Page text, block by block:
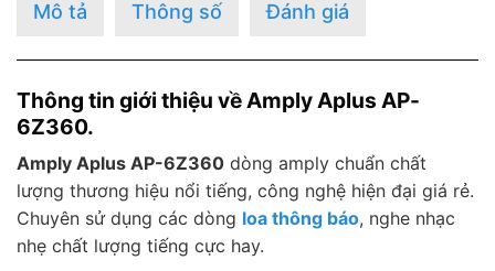
Mô tả Thông số Đánh giá
Thông tin giới thiệu về Amply Aplus AP-
6Z360.
Amply Aplus AP-6Z360 dòng amply chuẩn chất
lượng thương hiệu nổi tiếng, công nghệ hiện đại giá rẻ.
Chuyên sử dụng các dòng loa thông báo, nghe nhạc
nhẹ chất lượng tiếng cực hay.